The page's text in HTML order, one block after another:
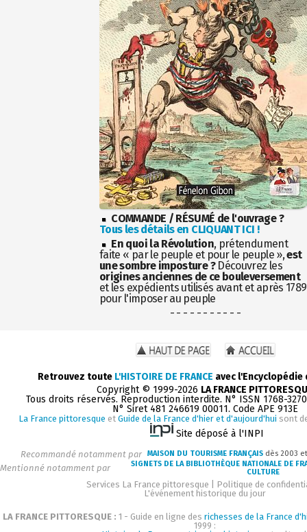
COMMANDE / RÉSUMÉ de l'ouvrage ?
Tous les détails en CLIQUANT ICI !
En quoi la Révolution, prétendument
faite « par le peuple et pour le peuple »,est
une sombre imposture ?Découvrez les
origines anciennes de ce bouleversement
et les expédients utilisés avant et après 1789
pour l'imposer au peuple
- - - - - - - - - - -
Retrouvez toute L'HISTOIRE DE FRANCE avec
Copyright © 1999-2026 LA FRANCE
Tous droits réservés. Reproduction interdite. N° ISSN 1768-
N° Siret 481 246619 00011. Code APE 913E
La France pittoresque et Guide de la France d'hier et d'aujourd'hui sont
Site déposé à l'INPI
Recommandé notamment par MAISON DU TOURISME FRANÇAIS dès 2003
Mentionné notamment par
SIGNETS DE LA BIBLIOTHÈQUE NATIONALE DE
CULTURE
Services La France pittoresque
Politique de
L'événement historique du jour
LA FRANCE PITTORESQUE : 1 - Guide en ligne des richesses de la France
1999 :